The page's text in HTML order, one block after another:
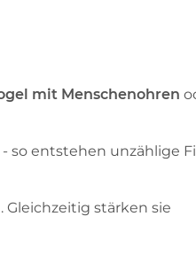
mit Menschenohren
- so entstehen unzählige
stärken sie